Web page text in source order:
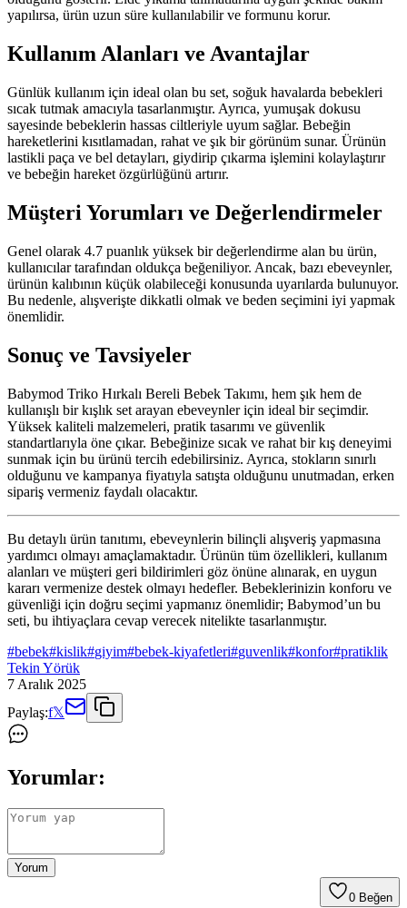
yapılırsa, ürün uzun süre kullanılabilir ve formunu korur.
Kullanım Alanları ve Avantajlar
Günlük kullanım için ideal olan bu set, soğuk havalarda bebekleri
sıcak tutmak amacıyla tasarlanmıştır. Ayrıca, yumuşak dokusu
sayesinde bebeklerin hassas ciltleriyle uyum sağlar. Bebeğin
hareketlerini kısıtlamadan, rahat ve şık bir görünüm sunar. Ürünün
lastikli paça ve bel detayları, giydirip çıkarma işlemini kolaylaştırır
ve bebeğin hareket özgürlüğünü artırır.
Müşteri Yorumları ve Değerlendirmeler
Genel olarak 4.7 puanlık yüksek bir değerlendirme alan bu ürün,
kullanıcılar tarafından oldukça beğeniliyor. Ancak, bazı ebeveynler,
ürünün kalıbının küçük olabileceği konusunda uyarılarda bulunuyor.
Bu nedenle, alışverişte dikkatli olmak ve beden seçimini iyi yapmak
önemlidir.
Sonuç ve Tavsiyeler
Babymod Triko Hırkalı Bereli Bebek Takımı, hem şık hem de
kullanışlı bir kışlık set arayan ebeveynler için ideal bir seçimdir.
Yüksek kaliteli malzemeleri, pratik tasarımı ve güvenlik
standartlarıyla öne çıkar. Bebeğinize sıcak ve rahat bir kış deneyimi
sunmak için bu ürünü tercih edebilirsiniz. Ayrıca, stokların sınırlı
olduğunu ve kampanya fiyatıyla satışta olduğunu unutmadan, erken
sipariş vermeniz faydalı olacaktır.
Bu detaylı ürün tanıtımı, ebeveynlerin bilinçli alışveriş yapmasına
yardımcı olmayı amaçlamaktadır. Ürünün tüm özellikleri, kullanım
alanları ve müşteri geri bildirimleri göz önüne alınarak, en uygun
kararı vermenize destek olmayı hedefler. Bebeklerinizin konforu ve
güvenliği için doğru seçimi yapmanız önemlidir; Babymod’un bu
seti, bu ihtiyaçlara cevap verecek nitelikte tasarlanmıştır.
#bebek#kislik#giyim#bebek-kiyafetleri#guvenlik#konfor#pratiklik
Tekin Yörük
7 Aralık 2025
Paylaş:f𝕏
Yorumlar:
Yorum
0 Beğen